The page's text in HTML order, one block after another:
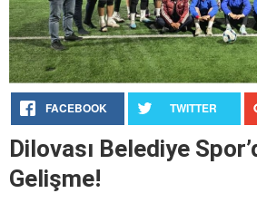
FACEBOOK TWITTER
Dilovası Belediye
Gelişme!